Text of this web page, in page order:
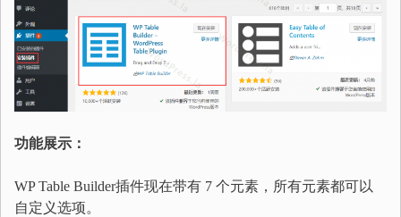
功能展示：
WP Table Builder插件现在带有 7 个元素，所有元素都可以
自定义选项。